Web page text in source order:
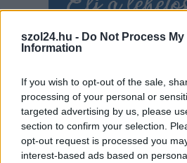
szol24.hu - Do Not Process My
Information
If you wish to opt-out of the sale,
processing of your personal or
targeted advertising by us, please
section to confirm your selection.
opt-out request is processed you
interest-based ads based on
Hírlevél